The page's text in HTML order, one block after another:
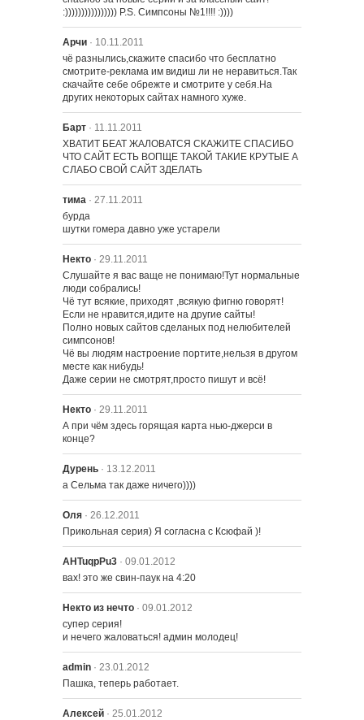
:)))))))))))))))) Р.S. Симпсоны №1!!!! :))))
Арчи · 10.11.2011
чё разнылись,скажите спасибо что бесплатно
смотрите-реклама им видиш ли не неравиться.Так
скачайте себе обрежте и смотрите у себя.На
других некоторых сайтах намного хуже.
Барт · 11.11.2011
ХВАТИТ БЕАТ ЖАЛОВАТСЯ СКАЖИТЕ СПАСИБО
ЧТО САЙТ ЕСТЬ ВОПЩЕ ТАКОЙ ТАКИЕ КРУТЫЕ А
СЛАБО СВОЙ САЙТ ЗДЕЛАТЬ
тима · 27.11.2011
бурда
шутки гомера давно уже устарели
Некто · 29.11.2011
Слушайте я вас ваще не понимаю!Тут нормальные
люди собрались!
Чё тут всякие, приходят ,всякую фигню говорят!
Если не нравится,идите на другие сайты!
Полно новых сайтов сделаных под нелюбителей
симпсонов!
Чё вы людям настроение портите,нельзя в другом
месте как нибудь!
Даже серии не смотрят,просто пишут и всё!
Некто · 29.11.2011
А при чём здесь горящая карта нью-джерси в
конце?
Дурень · 13.12.2011
а Сельма так даже ничего))))
Оля · 26.12.2011
Прикольная серия) Я согласна с Ксюфай )!
AHTuqpPu3 · 09.01.2012
вах! это же свин-паук на 4:20
Некто из нечто · 09.01.2012
супер серия!
и нечего жаловаться! админ молодец!
admin · 23.01.2012
Пашка, теперь работает.
Алексей · 25.01.2012